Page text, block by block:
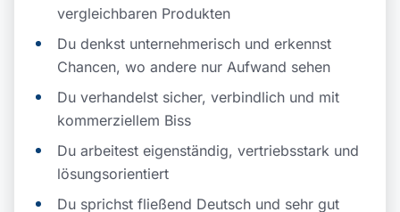
vergleichbaren Produkten
Du denkst unternehmerisch und erkennst
Chancen, wo andere nur Aufwand sehen
Du verhandelst sicher, verbindlich und mit
kommerziellem Biss
Du arbeitest eigenständig, vertriebsstark und
lösungsorientiert
Du sprichst fließend Deutsch und sehr gut